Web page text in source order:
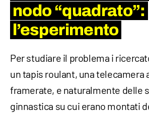
nodo “quadrato”:
l’esperimento
Per studiare il problema i
un tapis roulant, una telecamera
framerate, e naturalmente delle
ginnastica su cui erano montati